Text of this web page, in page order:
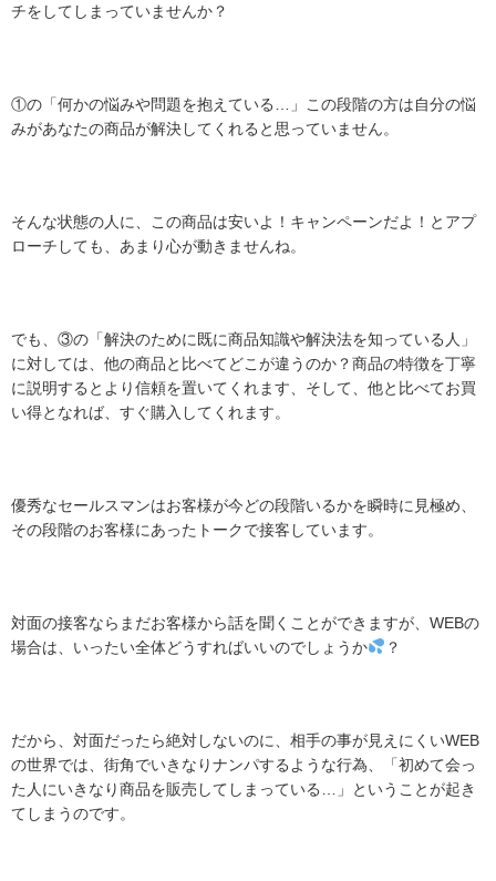
チをしてしまっていませんか？
①の「何かの悩みや問題を抱えている…」この段階の方は自分の悩
みがあなたの商品が解決してくれると思っていません。
そんな状態の人に、この商品は安いよ！キャンペーンだよ！とアプ
ローチしても、あまり心が動きませんね。
でも、③の「解決のために既に商品知識や解決法を知っている人」
に対しては、他の商品と比べてどこが違うのか？商品の特徴を丁寧
に説明するとより信頼を置いてくれます、そして、他と比べてお買
い得となれば、すぐ購入してくれます。
優秀なセールスマンはお客様が今どの段階いるかを瞬時に見極め、
その段階のお客様にあったトークで接客しています。
対面の接客ならまだお客様から話を聞くことができますが、WEBの
場合は、いったい全体どうすればいいのでしょうか
？
だから、対面だったら絶対しないのに、相手の事が見えにくいWEB
の世界では、街角でいきなりナンパするような行為、「初めて会っ
た人にいきなり商品を販売してしまっている…」ということが起き
てしまうのです。